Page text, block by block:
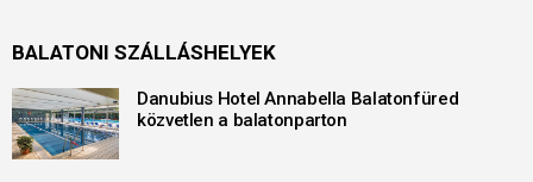
BALATONI SZÁLLÁSHELYEK
Danubius Hotel Annabella Balatonfüred
közvetlen a balatonparton